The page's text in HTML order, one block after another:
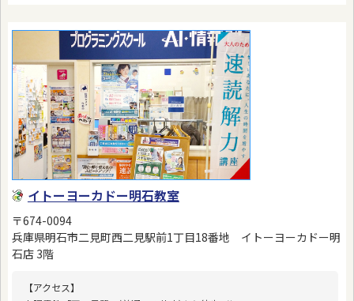
イトーヨーカドー明石教室
〒674-0094
兵庫県明石市二見町西二見駅前1丁目18番地 イトーヨーカドー明
石店 3階
【アクセス】